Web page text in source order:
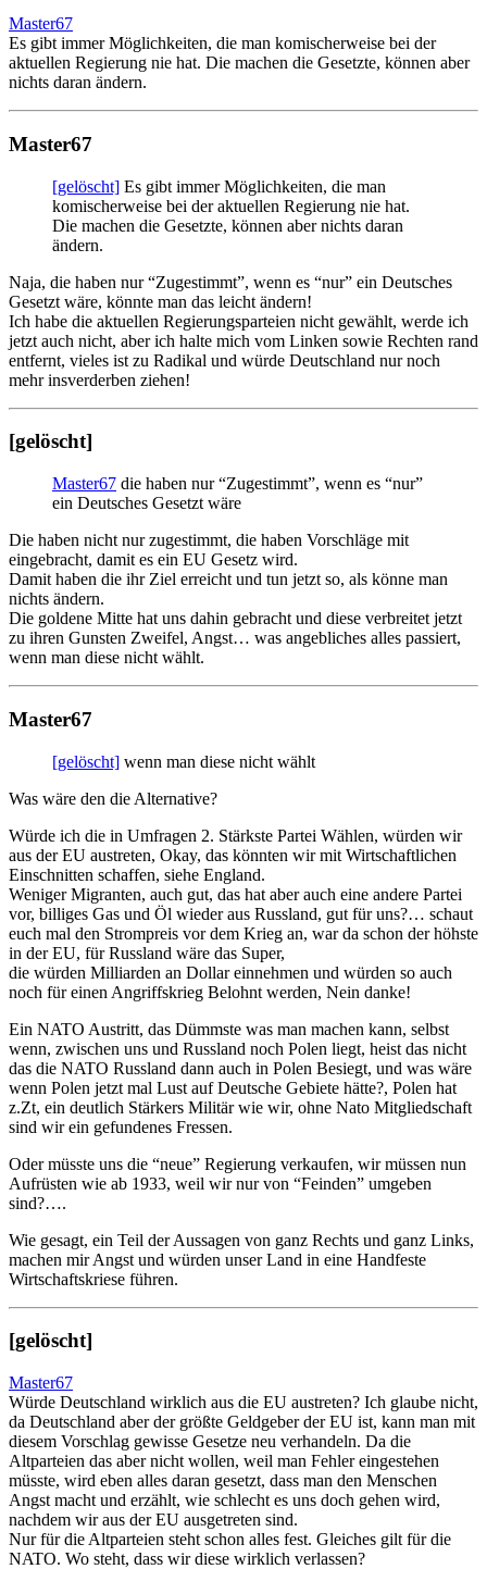
Master67
Es gibt immer Möglichkeiten, die man komischerweise bei der
aktuellen Regierung nie hat. Die machen die Gesetzte, können aber
nichts daran ändern.
Master67
[gelöscht] Es gibt immer Möglichkeiten, die man
komischerweise bei der aktuellen Regierung nie hat.
Die machen die Gesetzte, können aber nichts daran
ändern.
Naja, die haben nur “Zugestimmt”, wenn es “nur” ein Deutsches
Gesetzt wäre, könnte man das leicht ändern!
Ich habe die aktuellen Regierungsparteien nicht gewählt, werde ich
jetzt auch nicht, aber ich halte mich vom Linken sowie Rechten rand
entfernt, vieles ist zu Radikal und würde Deutschland nur noch
mehr insverderben ziehen!
[gelöscht]
Master67 die haben nur “Zugestimmt”, wenn es “nur”
ein Deutsches Gesetzt wäre
Die haben nicht nur zugestimmt, die haben Vorschläge mit
eingebracht, damit es ein EU Gesetz wird.
Damit haben die ihr Ziel erreicht und tun jetzt so, als könne man
nichts ändern.
Die goldene Mitte hat uns dahin gebracht und diese verbreitet jetzt
zu ihren Gunsten Zweifel, Angst… was angebliches alles passiert,
wenn man diese nicht wählt.
Master67
[gelöscht] wenn man diese nicht wählt
Was wäre den die Alternative?
Würde ich die in Umfragen 2. Stärkste Partei Wählen, würden wir
aus der EU austreten, Okay, das könnten wir mit Wirtschaftlichen
Einschnitten schaffen, siehe England.
Weniger Migranten, auch gut, das hat aber auch eine andere Partei
vor, billiges Gas und Öl wieder aus Russland, gut für uns?… schaut
euch mal den Strompreis vor dem Krieg an, war da schon der höhste
in der EU, für Russland wäre das Super,
die würden Milliarden an Dollar einnehmen und würden so auch
noch für einen Angriffskrieg Belohnt werden, Nein danke!
Ein NATO Austritt, das Dümmste was man machen kann, selbst
wenn, zwischen uns und Russland noch Polen liegt, heist das nicht
das die NATO Russland dann auch in Polen Besiegt, und was wäre
wenn Polen jetzt mal Lust auf Deutsche Gebiete hätte?, Polen hat
z.Zt, ein deutlich Stärkers Militär wie wir, ohne Nato Mitgliedschaft
sind wir ein gefundenes Fressen.
Oder müsste uns die “neue” Regierung verkaufen, wir müssen nun
Aufrüsten wie ab 1933, weil wir nur von “Feinden” umgeben
sind?….
Wie gesagt, ein Teil der Aussagen von ganz Rechts und ganz Links,
machen mir Angst und würden unser Land in eine Handfeste
Wirtschaftskriese führen.
[gelöscht]
Master67
Würde Deutschland wirklich aus die EU austreten? Ich glaube nicht,
da Deutschland aber der größte Geldgeber der EU ist, kann man mit
diesem Vorschlag gewisse Gesetze neu verhandeln. Da die
Altparteien das aber nicht wollen, weil man Fehler eingestehen
müsste, wird eben alles daran gesetzt, dass man den Menschen
Angst macht und erzählt, wie schlecht es uns doch gehen wird,
nachdem wir aus der EU ausgetreten sind.
Nur für die Altparteien steht schon alles fest. Gleiches gilt für die
NATO. Wo steht, dass wir diese wirklich verlassen?